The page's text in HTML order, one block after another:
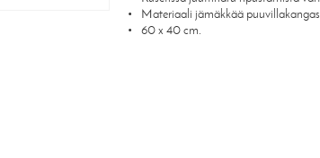
Materiaali jämäkkää
60 x 40 cm.